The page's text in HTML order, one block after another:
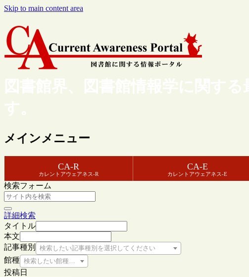
Skip to main content area
図書館界、図書館情報学に関す
す。
メインメニュー
CA-R
カレントアウェアネス-R
CA-E
カレントアウェアネス-E
検索フォーム
詳細検索
タイトル
本文
記事種別
検索したい記事種別を選択してください
館種 検索したい館種を選択してください
投稿日